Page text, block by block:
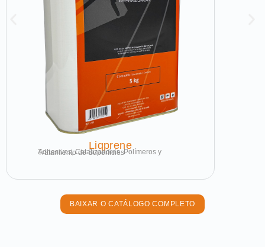
Liqprene
Adhesivos, Catalizadores, Polímeros y Tratamiento de Superficies
BAIXAR O CATÁLOGO COMPLETO